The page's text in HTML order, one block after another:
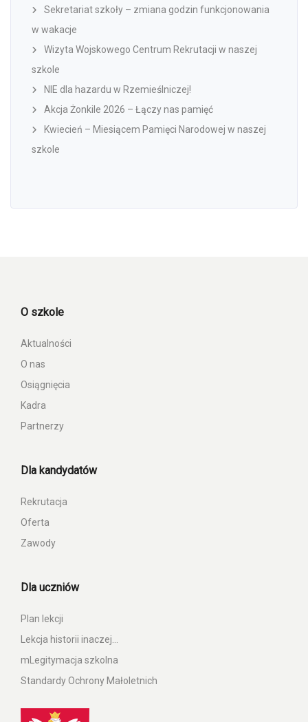
Sekretariat szkoły – zmiana godzin funkcjonowania
w wakacje
Wizyta Wojskowego Centrum Rekrutacji w naszej
szkole
NIE dla hazardu w Rzemieślniczej!
Akcja Żonkile 2026 – Łączy nas pamięć
Kwiecień – Miesiącem Pamięci Narodowej w naszej
szkole
O szkole
Aktualności
O nas
Osiągnięcia
Kadra
Partnerzy
Dla kandydatów
Rekrutacja
Oferta
Zawody
Dla uczniów
Plan lekcji
Lekcja historii inaczej…
mLegitymacja szkolna
Standardy Ochrony Małoletnich